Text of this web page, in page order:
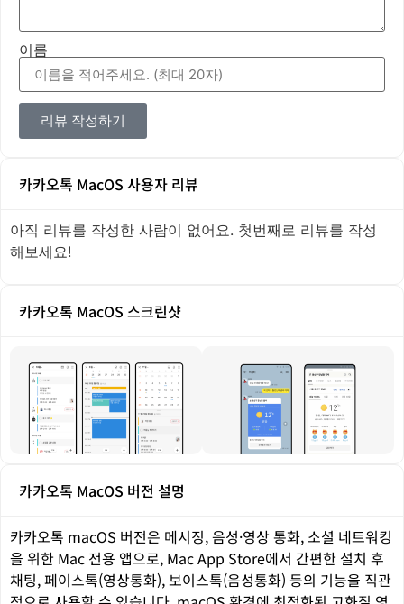
이름
리뷰 작성하기
카카오톡 MacOS 사용자 리뷰
아직 리뷰를 작성한 사람이 없어요. 첫번째로 리뷰를 작성
해보세요!
카카오톡 MacOS 스크린샷
카카오톡 MacOS 버전 설명
카카오톡 macOS 버전은 메시징, 음성·영상 통화, 소셜 네트워킹
을 위한 Mac 전용 앱으로, Mac App Store에서 간편한 설치 후
채팅, 페이스톡(영상통화), 보이스톡(음성통화) 등의 기능을 직관